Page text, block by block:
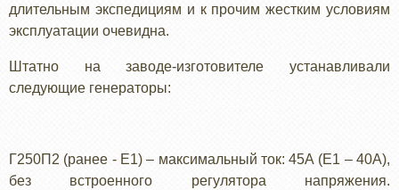
длительным экспедициям и к прочим жестким условиям
эксплуатации очевидна.
Штатно на заводе-изготовителе устанавливали
следующие генераторы:
Г250П2 (ранее - Е1) – максимальный ток: 45А (Е1 – 40А),
без встроенного регулятора напряжения.